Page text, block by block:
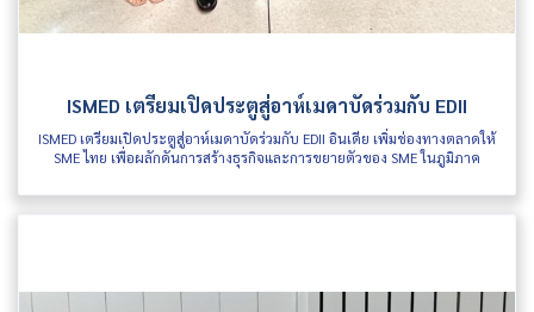
ISMED เตรียมเปิดประตูสู่อาห์เมดาบัดร่วมกับ EDII
ISMED เตรียมเปิดประตูสู่อาห์เมดาบัดร่วมกับ EDII อินเดีย เพิ่มช่องทางตลาดให้
SME ไทย เพื่อผลักดันการสร้างธุรกิจและการขยายตัวของ SME ในภูมิภาค